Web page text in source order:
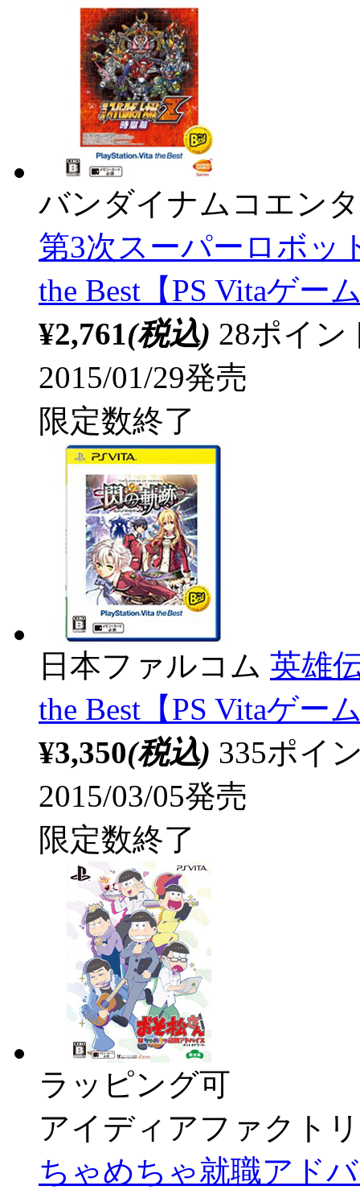
バンダイナムコエン
第3次スーパーロボッ
the Best【PS Vitaゲー
¥2,761(税込) 28ポイ
2015/01/29発売
限定数終了
日本ファルコム 英雄
the Best【PS Vitaゲー
¥3,350(税込) 335ポイ
2015/03/05発売
限定数終了
ラッピング可
アイディアファクト
ちゃめちゃ就職アド